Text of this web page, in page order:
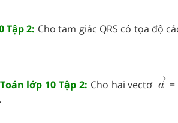
Tập 2: Cho tam giác QRS có tọa độ
lớp 10 Tập 2: Cho hai vectơ
→
a
a→
=